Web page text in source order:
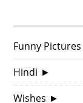
Funny Pictures
Hindi ►
Wishes ►